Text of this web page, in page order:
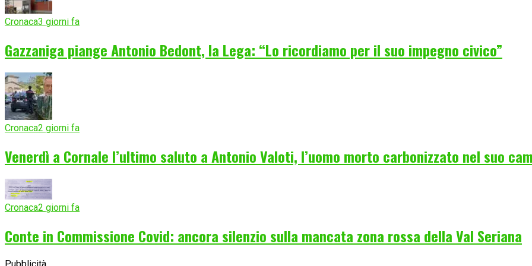
Cronaca3 giorni fa
Gazzaniga piange Antonio Bedont, la Lega: “Lo ricordiamo per il suo impegno civico”
Cronaca2 giorni fa
Venerdì a Cornale l’ultimo saluto a Antonio Valoti, l’uomo morto carbonizzato nel suo
Cronaca2 giorni fa
Conte in Commissione Covid: ancora silenzio sulla mancata zona rossa della Val Seriana